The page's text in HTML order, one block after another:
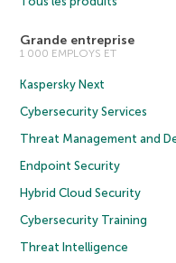
Grande entreprise
1 000 EMPLOYS ET
Kaspersky Next
Cybersecurity Services
Threat Management and
Endpoint Security
Hybrid Cloud Security
Cybersecurity Training
Threat Intelligence